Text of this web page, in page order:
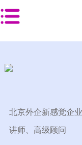
培训对象分类
北京外企新感觉企
讲师、高级顾问